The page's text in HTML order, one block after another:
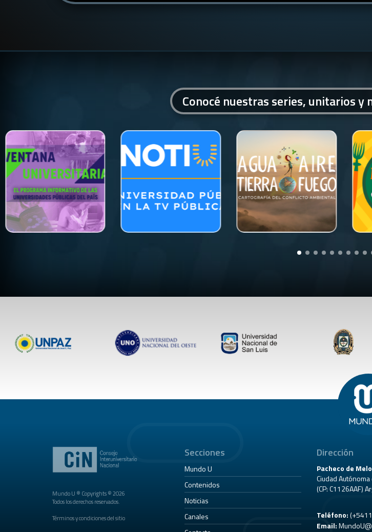
Conocé nuestras series, unitarios y
Mundo U ® Copyrights © 2026
Todos los derechos reservados.
Términos y condiciones del sitio
Secciones
Mundo U
Contenidos
Noticias
Canales
Dirección
Pacheco de
Ciudad
(CP: C1126AAF)
Teléfono:
Email: